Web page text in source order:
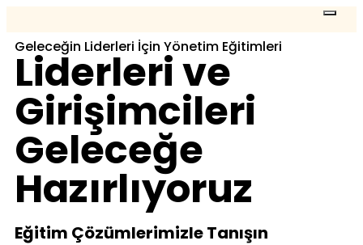
Geleceğin Liderleri İçin Yönetim Eğitimleri
Liderleri ve
Girişimcileri
Geleceğe
Hazırlıyoruz
Eğitim Çözümlerimizle Tanışın